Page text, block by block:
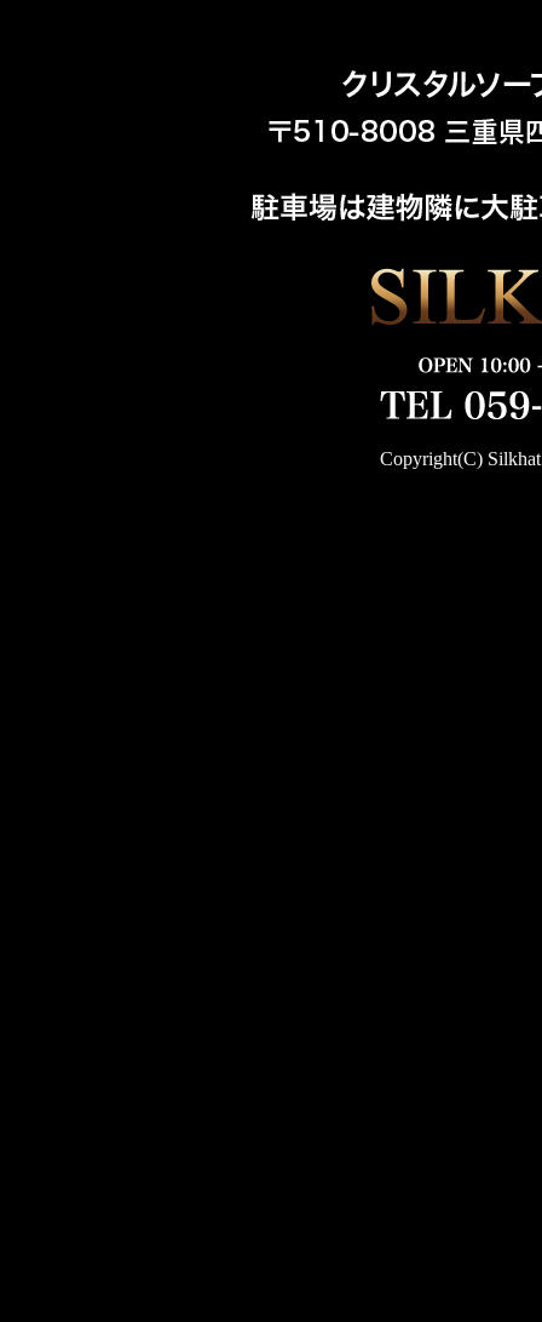
Copyright(C)